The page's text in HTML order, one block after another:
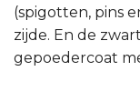
(spigotten, pins
zijde. En de
gepoedercoat